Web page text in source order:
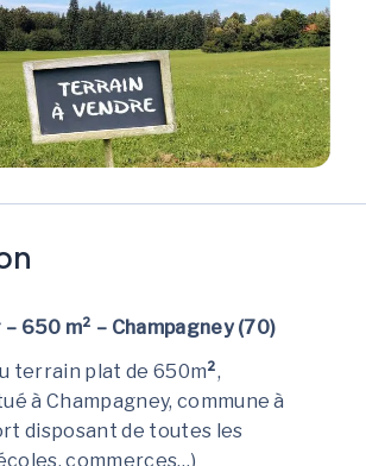
650 m² – Champagney (70)
terrain plat de 650m²,
à Champagney, commune à
disposant de toutes les
commerces…)